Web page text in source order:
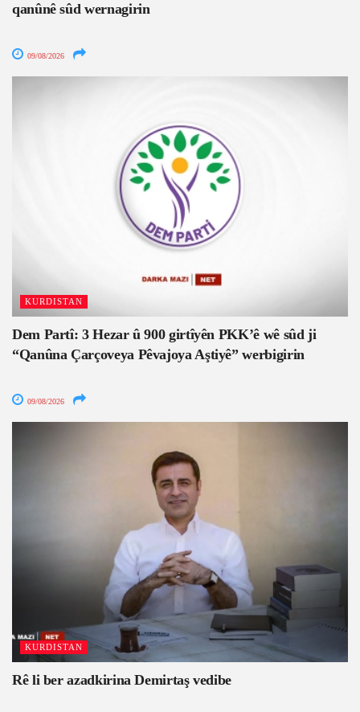
qanûnê sûd wernagirin
09/08/2026
KURDISTAN
Dem Partî: 3 Hezar û 900 girtîyên PKK’ê wê sûd ji
“Qanûna Çarçoveya Pêvajoya Aştiyê” werbigirin
09/08/2026
KURDISTAN
Rê li ber azadkirina Demirtaş vedibe